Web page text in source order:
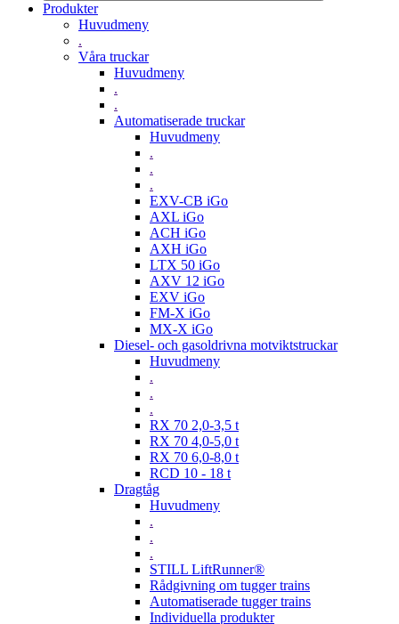
Produkter
Huvudmeny
.
Våra truckar
Huvudmeny
.
.
Automatiserade truckar
Huvudmeny
.
.
.
EXV-CB iGo
AXL iGo
ACH iGo
AXH iGo
LTX 50 iGo
AXV 12 iGo
EXV iGo
FM-X iGo
MX-X iGo
Diesel- och gasoldrivna motviktstruckar
Huvudmeny
.
.
.
RX 70 2,0-3,5 t
RX 70 4,0-5,0 t
RX 70 6,0-8,0 t
RCD 10 - 18 t
Dragtåg
Huvudmeny
.
.
.
STILL LiftRunner®
Rådgivning om tugger trains
Automatiserade tugger trains
Individuella produkter